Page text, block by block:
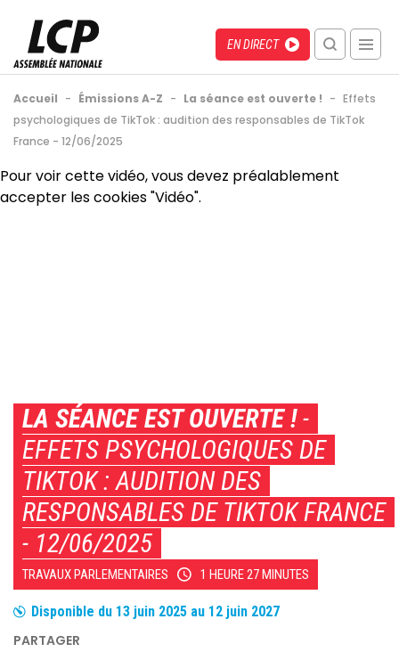
contenu
principal
Menu
recherche
mobile
Direct
EN DIRECT
Fil
d'Ariane
Accueil - Émissions A-Z - La séance est ouverte ! - Effets
psychologiques de TikTok : audition des responsables de TikTok
France - 12/06/2025
Back
to
Pour voir cette vidéo, vous devez préalablement
accepter les cookies "Vidéo".
LA SÉANCE EST OUVERTE !-
EFFETS PSYCHOLOGIQUES DE
TIKTOK : AUDITION DES
RESPONSABLES DE TIKTOK FRANCE
- 12/06/2025
TRAVAUX PARLEMENTAIRES 1 HEURE 27 MINUTES
Disponible du 13 juin 2025 au 12 juin 2027